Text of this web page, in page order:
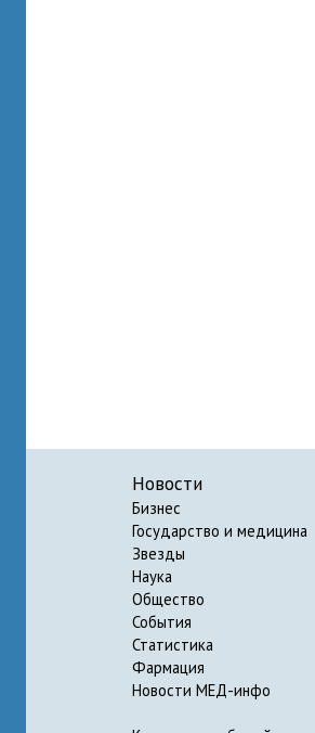
Новости
Бизнес
Государство и медицина
Звезды
Наука
Общество
События
Статистика
Фармация
Новости МЕД-инфо